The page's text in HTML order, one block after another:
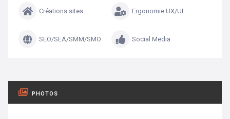
Créations sites Ergonomie UX/UI
SEO/SEA/SMM/SMO Social Media
PHOTOS